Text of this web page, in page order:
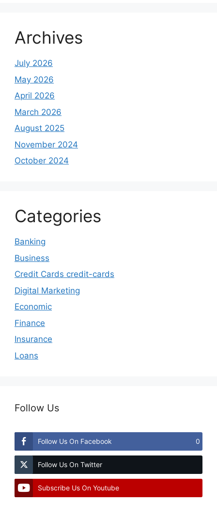
Archives
July 2026
May 2026
April 2026
March 2026
August 2025
November 2024
October 2024
Categories
Banking
Business
Credit Cards credit-cards
Digital Marketing
Economic
Finance
Insurance
Loans
Follow Us
Follow Us On Facebook 0
Follow Us On Twitter
Subscribe Us On Youtube